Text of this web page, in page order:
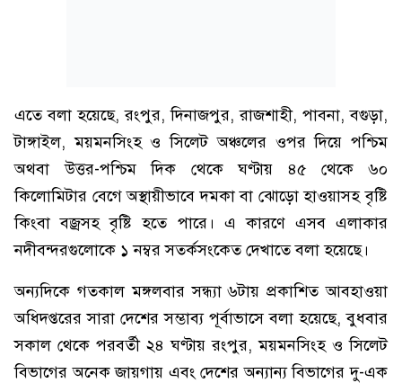
এতে বলা হয়েছে, রংপুর, দিনাজপুর, রাজশাহী, পাবনা, বগুড়া,
টাঙ্গাইল, ময়মনসিংহ ও সিলেট অঞ্চলের ওপর দিয়ে পশ্চিম
অথবা উত্তর-পশ্চিম দিক থেকে ঘণ্টায় ৪৫ থেকে ৬০
কিলোমিটার বেগে অস্থায়ীভাবে দমকা বা ঝোড়ো হাওয়াসহ বৃষ্টি
কিংবা বজ্রসহ বৃষ্টি হতে পারে। এ কারণে এসব এলাকার
নদীবন্দরগুলোকে ১ নম্বর সতর্কসংকেত দেখাতে বলা হয়েছে।
অন্যদিকে গতকাল মঙ্গলবার সন্ধ্যা ৬টায় প্রকাশিত আবহাওয়া
অধিদপ্তরের সারা দেশের সম্ভাব্য পূর্বাভাসে বলা হয়েছে, বুধবার
সকাল থেকে পরবর্তী ২৪ ঘণ্টায় রংপুর, ময়মনসিংহ ও সিলেট
বিভাগের অনেক জায়গায় এবং দেশের অন্যান্য বিভাগের দু-এক